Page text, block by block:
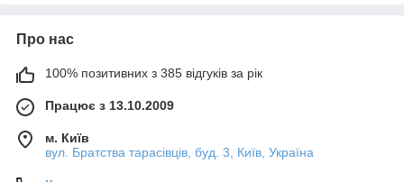
Про нас
100% позитивних з 385 відгуків за рік
Працює з 13.10.2009
м. Київ
вул. Братства тарасівців, буд. 3, Київ, Україна